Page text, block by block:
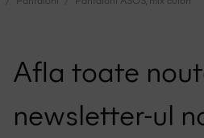
Afla toate
newsletter-ul